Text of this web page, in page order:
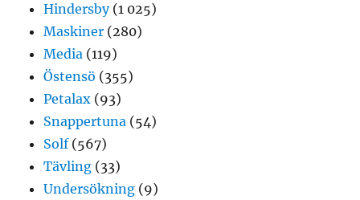
Hindersby(1 025)
Maskiner (280)
Media (119)
Östensö (355)
Petalax (93)
Snappertuna (54)
Solf(567)
Tävling (33)
Undersökning (9)